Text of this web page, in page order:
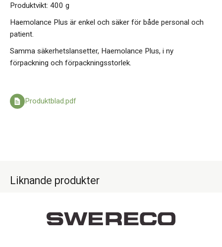
Produktvikt: 400 g
Haemolance Plus är enkel och säker för både personal och
patient.
Samma säkerhetslansetter, Haemolance Plus, i ny
förpackning och förpackningsstorlek.
Produktblad.pdf
Liknande produkter